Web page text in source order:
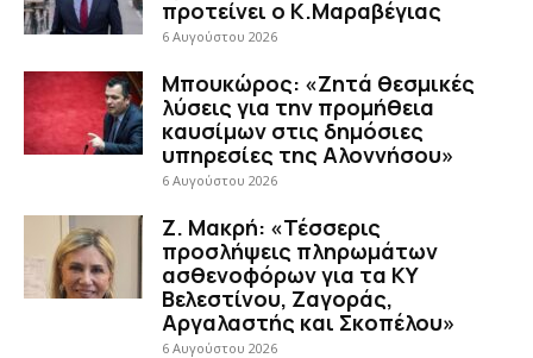
προτείνει ο Κ.Μαραβέγιας
6 Αυγούστου 2026
Μπουκώρος: «Ζητά θεσμικές
λύσεις για την προμήθεια
καυσίμων στις δημόσιες
υπηρεσίες της Αλοννήσου»
6 Αυγούστου 2026
Ζ. Μακρή: «Τέσσερις
προσλήψεις πληρωμάτων
ασθενοφόρων για τα ΚΥ
Βελεστίνου, Ζαγοράς,
Αργαλαστής και Σκοπέλου»
6 Αυγούστου 2026